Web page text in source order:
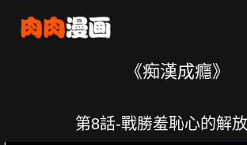
《痴漢成癮》
第8話-戰勝羞恥心的解